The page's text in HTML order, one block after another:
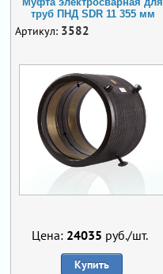
труб ПНД SDR 11 355 мм
Артикул: 3582
Цена: 24035 руб./шт.
Купить